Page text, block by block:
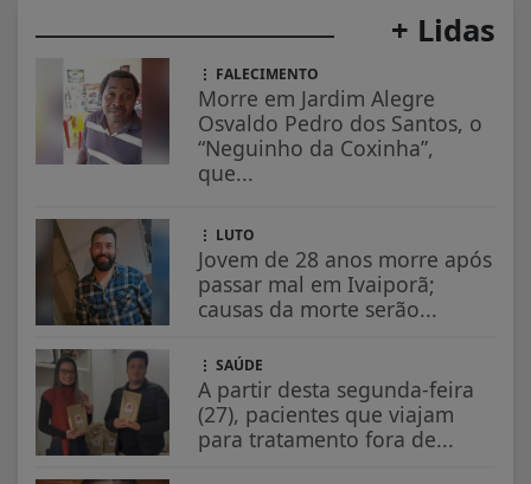
+ Lidas
FALECIMENTO
Morre em Jardim Alegre
Osvaldo Pedro dos Santos, o
“Neguinho da Coxinha”,
que...
LUTO
Jovem de 28 anos morre após
passar mal em Ivaiporã;
causas da morte serão...
SAÚDE
A partir desta segunda-feira
(27), pacientes que viajam
para tratamento fora de...